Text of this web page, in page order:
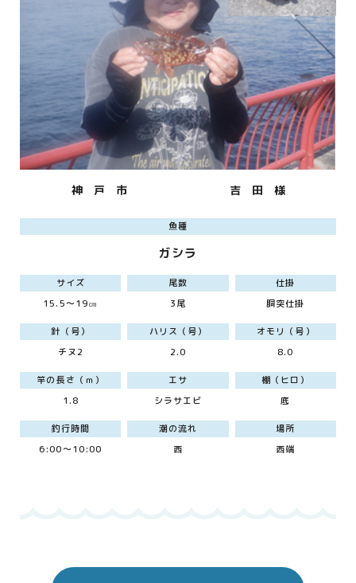
神 戸 市 吉 田 様
魚種
ガシラ
サイズ
15.5～19㎝
尾数
3尾
仕掛
胴突仕掛
針（号）
チヌ2
ハリス（号）
2.0
オモリ（号）
8.0
竿の長さ（ｍ）
1.8
エサ
シラサエビ
棚（ヒロ）
底
釣行時間
6:00～10:00
潮の流れ
西
場所
西端